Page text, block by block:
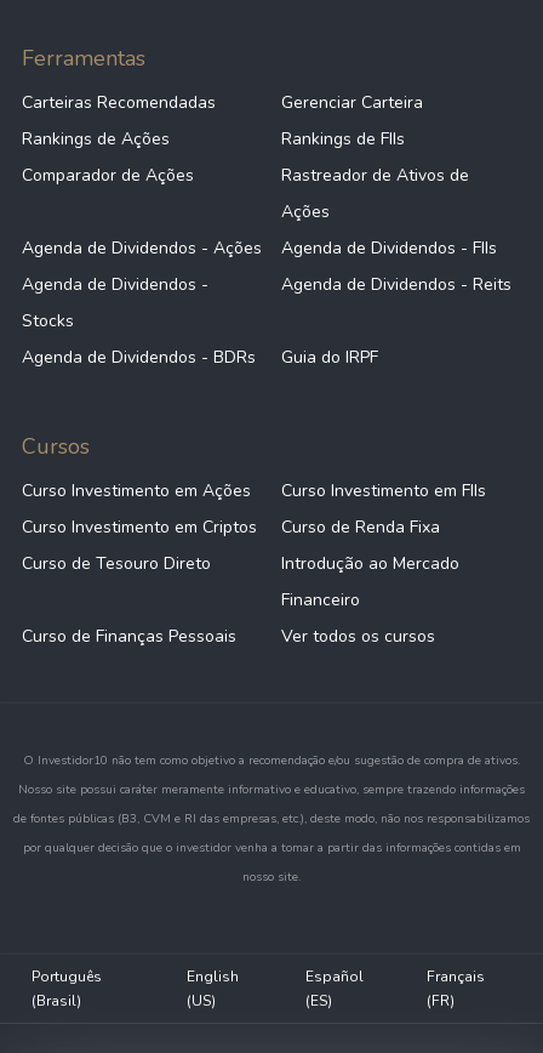
Ferramentas
Carteiras Recomendadas
Gerenciar Carteira
Rankings de Ações
Rankings de FIIs
Comparador de Ações
Rastreador de Ativos de
Ações
Agenda de Dividendos - Ações
Agenda de Dividendos - FIIs
Agenda de Dividendos -
Stocks
Agenda de Dividendos - Reits
Agenda de Dividendos - BDRs Guia do IRPF
Cursos
Curso Investimento em Ações
Curso Investimento em FIIs
Curso Investimento em Criptos
Curso de Renda Fixa
Curso de Tesouro Direto
Introdução ao Mercado
Financeiro
Curso de Finanças Pessoais
Ver todos os cursos
O Investidor10 não tem como objetivo a recomendação e/ou sugestão de compra de ativos.
Nosso site possui caráter meramente informativo e educativo, sempre trazendo informações
de fontes públicas (B3, CVM e RI das empresas, etc.), deste modo, não nos responsabilizamos
por qualquer decisão que o investidor venha a tomar a partir das informações contidas em
nosso site.
Português
(Brasil)
English
(US)
Español
(ES)
Français
(FR)